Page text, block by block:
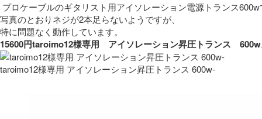
プロケーブルのギタリスト用アイソレーション電源トランス
写真のとおりネジが2本足らないようですが、
15600円taroimo12様専用　アイソレーション昇圧トランス　
taroimo12様専用 アイソレーション昇圧トランス 600w-